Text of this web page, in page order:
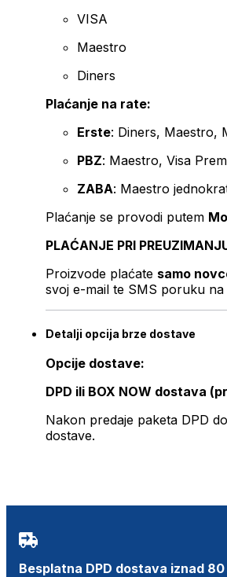
VISA
Maestro
Diners
Plaćanje na rate:
Erste: Diners, Maestro,
PBZ: Maestro, Visa
ZABA: Maestro
Plaćanje se provodi putem
PLAĆANJE PRI
Proizvode plaćate samo
svoj e-mail te SMS poruku
Detalji opcija brze dostave
Opcije dostave:
DPD ili BOX NOW dostava
Nakon predaje paketa DPD
dostave.
Besplatna DPD dostava iznad 80